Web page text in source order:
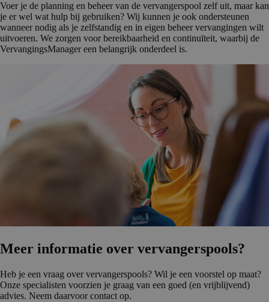
Voer je de planning en beheer van de vervangerspool zelf uit, maar kan
je er wel wat hulp bij gebruiken? Wij kunnen je ook ondersteunen
wanneer nodig als je zelfstandig en in eigen beheer vervangingen wilt
uitvoeren. We zorgen voor bereikbaarheid en continuïteit, waarbij de
VervangingsManager een belangrijk onderdeel is.
Meer informatie over vervanger­s­pools?
Heb je een vraag over vervangerspools? Wil je een voorstel op maat?
Onze specialisten voorzien je graag van een goed (en vrijblijvend)
advies. Neem daarvoor contact op.